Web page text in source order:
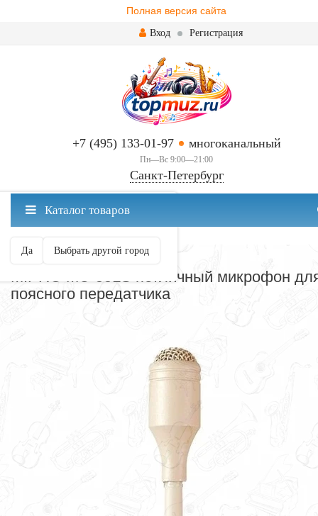
Полная версия сайта
Вход Регистрация
+7 (495) 133-01-97 многоканальный
Пн—Вс 9:00—21:00
Санкт-Петербург
Санкт-Петербург ваш город?
Да Выбрать другой город
Каталог товаров
МИКРОФОНЫ
MIPRO MU-55LS петличный микрофон
поясного передатчика